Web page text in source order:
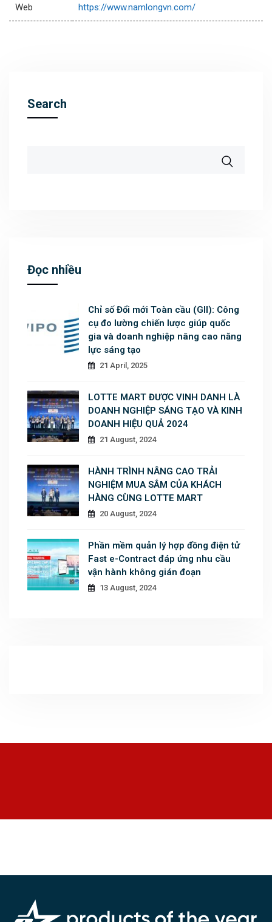
Web https://www.namlongvn.com/
Search
Đọc nhiều
Chỉ số Đổi mới Toàn cầu (GII): Công
cụ đo lường chiến lược giúp quốc
gia và doanh nghiệp nâng cao năng
lực sáng tạo
21 April, 2025
LOTTE MART ĐƯỢC VINH DANH LÀ
DOANH NGHIỆP SÁNG TẠO VÀ KINH
DOANH HIỆU QUẢ 2024
21 August, 2024
HÀNH TRÌNH NÂNG CAO TRẢI
NGHIỆM MUA SẮM CỦA KHÁCH
HÀNG CÙNG LOTTE MART
20 August, 2024
Phần mềm quản lý hợp đồng điện tử
Fast e-Contract đáp ứng nhu cầu
vận hành không gián đoạn
13 August, 2024